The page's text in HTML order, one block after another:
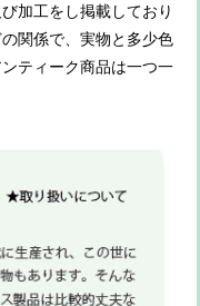
加工をし掲載しており
関係で、実物と多少色
ティーク商品は一つ一